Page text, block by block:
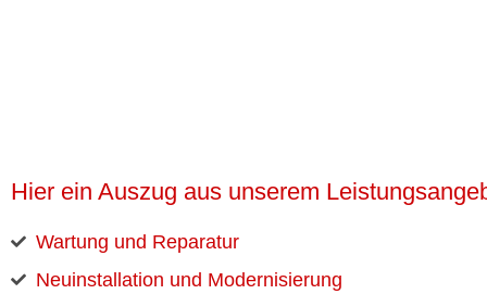
Hier ein Auszug aus unserem
Wartung und Reparatur
Neuinstallation und Modernisierung